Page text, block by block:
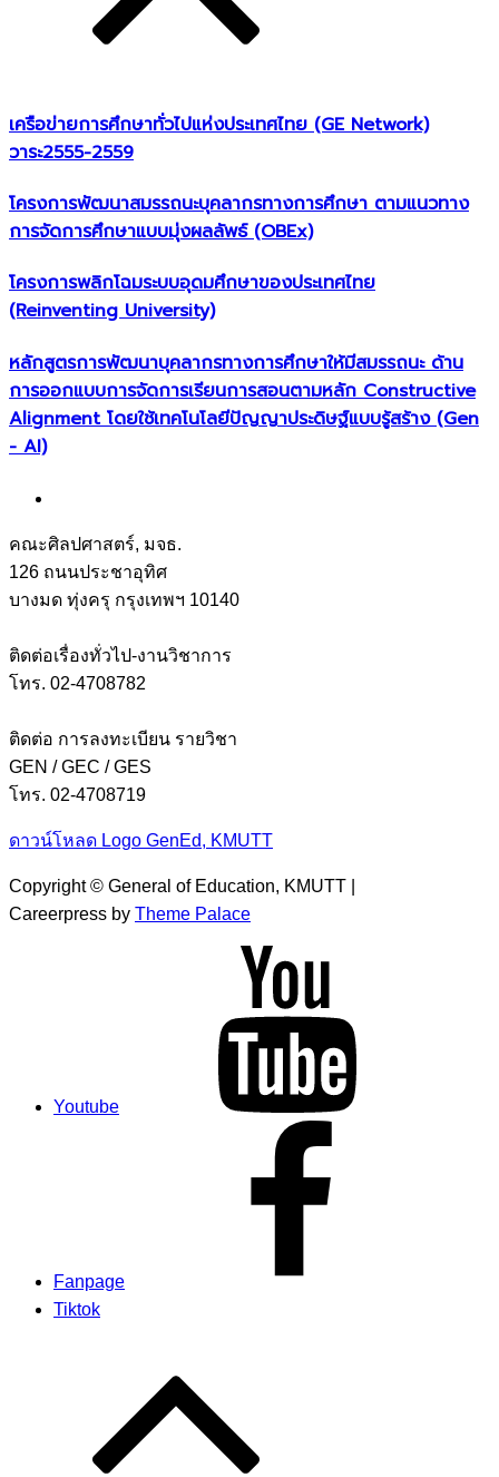
เครือข่ายการศึกษาทั่วไปแห่งประเทศไทย (GE Network)​
วาระ2555-2559
โครงการพัฒนาสมรรถนะบุคลากรทางการศึกษา ตามแนวทาง
การจัดการศึกษาแบบมุ่งผลลัพธ์ (OBEx)
โครงการพลิกโฉมระบบอุดมศึกษาของประเทศไทย
(Reinventing University)
หลักสูตรการพัฒนาบุคลากรทางการศึกษาให้มีสมรรถนะ ด้าน
การออกแบบการจัดการเรียนการสอนตามหลัก Constructive
Alignment โดยใช้เทคโนโลยีปัญญาประดิษฐ์แบบรู้สร้าง (Gen
- AI)
คณะศิลปศาสตร์, มจธ.
126 ถนนประชาอุทิศ
บางมด ทุ่งครุ กรุงเทพฯ 10140
ติดต่อเรื่องทั่วไป-งานวิชาการ
โทร. 02-4708782
ติดต่อ การลงทะเบียน รายวิชา
GEN / GEC / GES
โทร. 02-4708719
ดาวน์โหลด Logo GenEd, KMUTT
Copyright © General of Education, KMUTT |
Careerpress by Theme Palace
Youtube
Fanpage
Tiktok